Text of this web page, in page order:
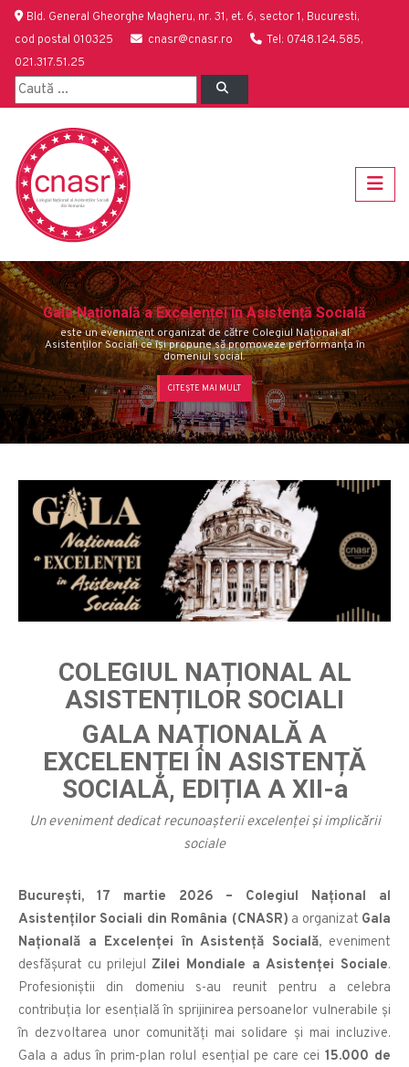
Bld. General Gheorghe Magheru, nr. 31, et. 6, sector 1, Bucuresti,
cod postal 010325
cnasr@cnasr.ro
Tel: 0748.124.585,
021.317.51.25
Gala Națională a Excelenței în Asistență Socială
este un eveniment organizat de către Colegiul Național al
Asistenților Sociali ce îşi propune să promoveze performanţa în
domeniul social.
CITEȘTE MAI MULT
Previous Next
COLEGIUL NAȚIONAL AL
ASISTENȚILOR SOCIALI
GALA NAȚIONALĂ A
EXCELENȚEI ÎN ASISTENȚĂ
SOCIALĂ, EDIȚIA A XII-a
Un eveniment dedicat recunoașterii excelenței și implicării
sociale
București, 17 martie 2026 – Colegiul Național al
Asistenților Sociali din România (CNASR) a organizat Gala
Națională a Excelenței în Asistență Socială, eveniment
desfășurat cu prilejul Zilei Mondiale a Asistenței Sociale.
Profesioniștii din domeniu s-au reunit pentru a celebra
contribuția lor esențială în sprijinirea persoanelor vulnerabile și
în dezvoltarea unor comunități mai solidare și mai incluzive.
Gala a adus în prim-plan rolul esențial pe care cei 15.000 de